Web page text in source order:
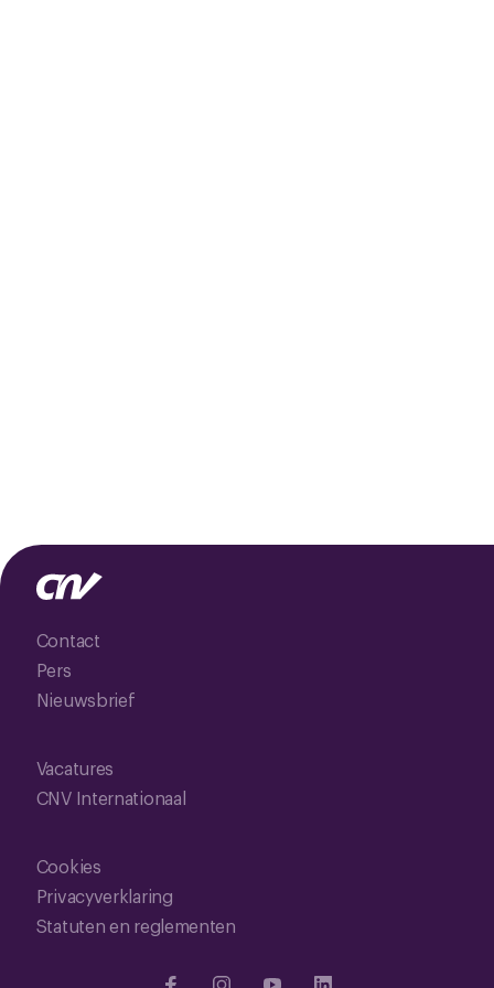
Contact
Pers
Nieuwsbrief
Vacatures
CNV Internationaal
Cookies
Privacyverklaring
Statuten en reglementen